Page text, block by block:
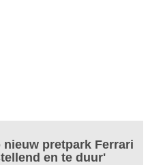
nieuw pretpark Ferrari
en te duur'